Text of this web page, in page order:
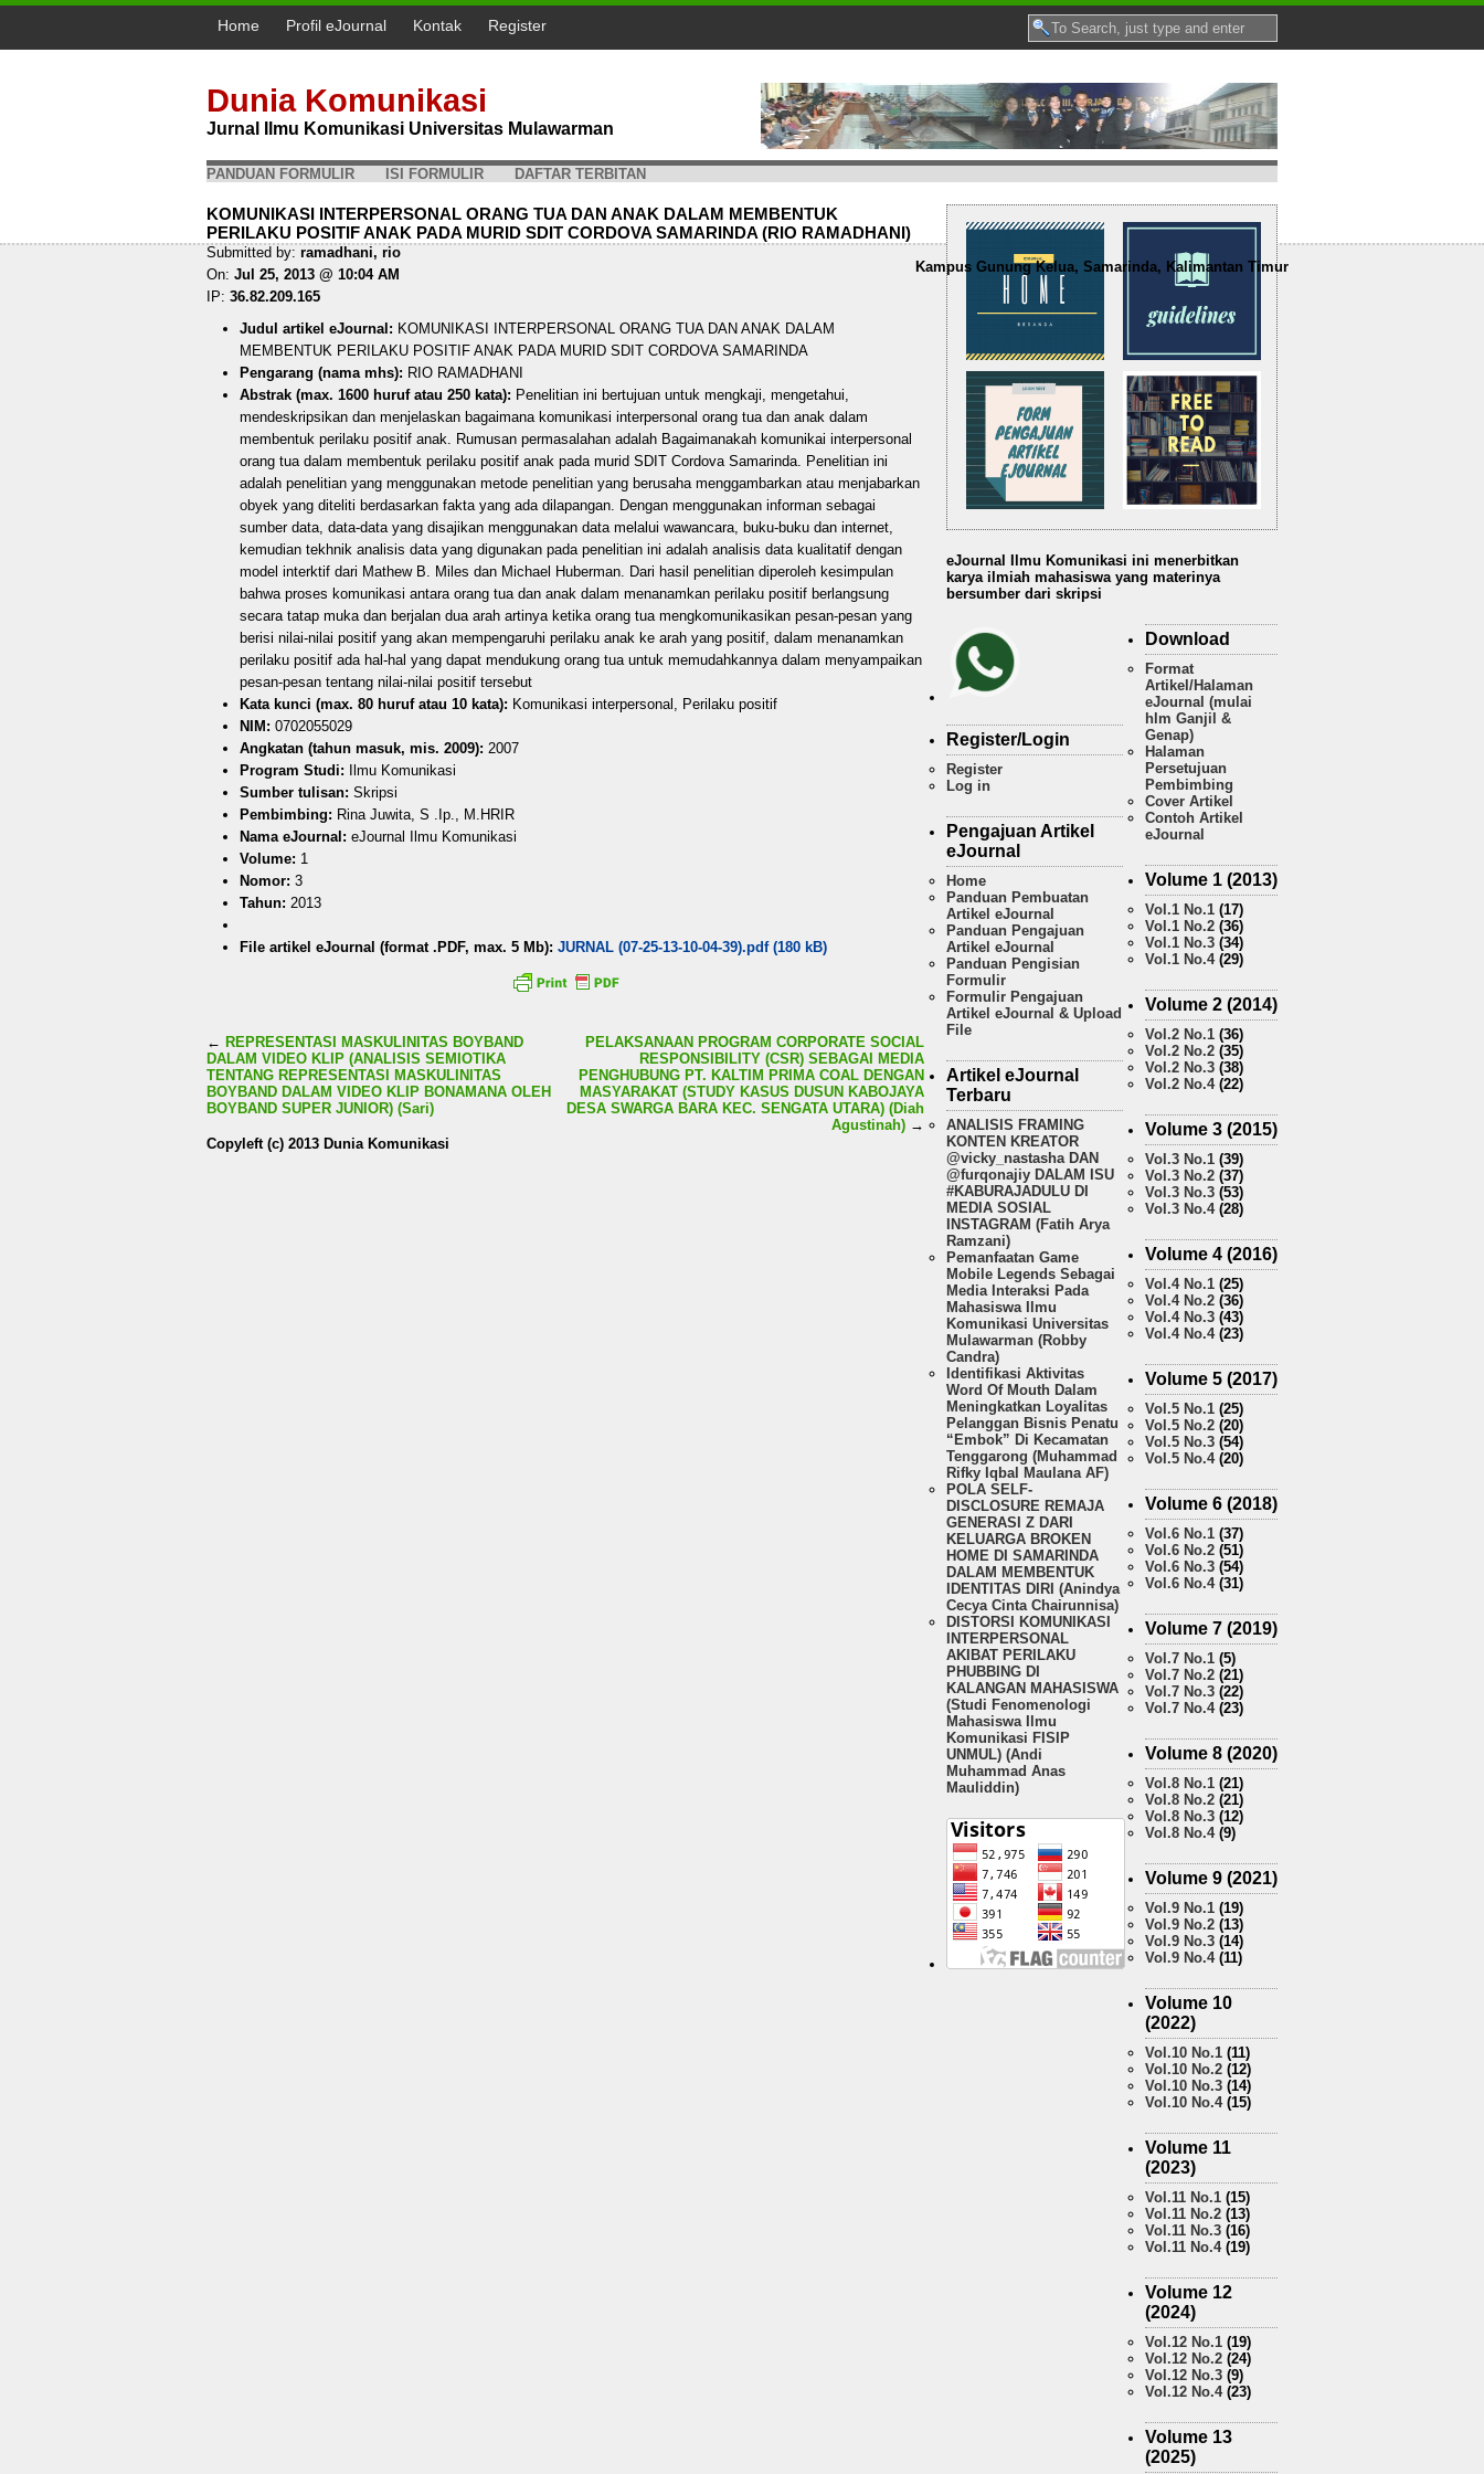
Home Profil eJournal Kontak Register
Dunia Komunikasi
Jurnal Ilmu Komunikasi Universitas Mulawarman
PANDUAN FORMULIR ISI FORMULIR DAFTAR TERBITAN
KOMUNIKASI INTERPERSONAL ORANG TUA DAN ANAK DALAM MEMBENTUK
PERILAKU POSITIF ANAK PADA MURID SDIT CORDOVA SAMARINDA (RIO RAMADHANI)
Submitted by: ramadhani, rio
On: Jul 25, 2013 @ 10:04 AM
IP: 36.82.209.165
Judul artikel eJournal: KOMUNIKASI INTERPERSONAL ORANG TUA DAN ANAK DALAM
MEMBENTUK PERILAKU POSITIF ANAK PADA MURID SDIT CORDOVA SAMARINDA
Pengarang (nama mhs): RIO RAMADHANI
Abstrak (max. 1600 huruf atau 250 kata): Penelitian ini bertujuan untuk mengkaji, mengetahui,
mendeskripsikan dan menjelaskan bagaimana komunikasi interpersonal orang tua dan anak dalam
membentuk perilaku positif anak. Rumusan permasalahan adalah Bagaimanakah komunikai interpersonal
orang tua dalam membentuk perilaku positif anak pada murid SDIT Cordova Samarinda. Penelitian ini
adalah penelitian yang menggunakan metode penelitian yang berusaha menggambarkan atau menjabarkan
obyek yang diteliti berdasarkan fakta yang ada dilapangan. Dengan menggunakan informan sebagai
sumber data, data-data yang disajikan menggunakan data melalui wawancara, buku-buku dan internet,
kemudian tekhnik analisis data yang digunakan pada penelitian ini adalah analisis data kualitatif dengan
model interktif dari Mathew B. Miles dan Michael Huberman. Dari hasil penelitian diperoleh kesimpulan
bahwa proses komunikasi antara orang tua dan anak dalam menanamkan perilaku positif berlangsung
secara tatap muka dan berjalan dua arah artinya ketika orang tua mengkomunikasikan pesan-pesan yang
berisi nilai-nilai positif yang akan mempengaruhi perilaku anak ke arah yang positif, dalam menanamkan
perilaku positif ada hal-hal yang dapat mendukung orang tua untuk memudahkannya dalam menyampaikan
pesan-pesan tentang nilai-nilai positif tersebut
Kata kunci (max. 80 huruf atau 10 kata): Komunikasi interpersonal, Perilaku positif
NIM: 0702055029
Angkatan (tahun masuk, mis. 2009): 2007
Program Studi: Ilmu Komunikasi
Sumber tulisan: Skripsi
Pembimbing: Rina Juwita, S .Ip., M.HRIR
Nama eJournal: eJournal Ilmu Komunikasi
Volume: 1
Nomor: 3
Tahun: 2013
File artikel eJournal (format .PDF, max. 5 Mb): JURNAL (07-25-13-10-04-39).pdf (180 kB)
← REPRESENTASI MASKULINITAS BOYBAND
DALAM VIDEO KLIP (ANALISIS SEMIOTIKA
TENTANG REPRESENTASI MASKULINITAS
BOYBAND DALAM VIDEO KLIP BONAMANA OLEH
BOYBAND SUPER JUNIOR) (Sari)
PELAKSANAAN PROGRAM CORPORATE SOCIAL
RESPONSIBILITY (CSR) SEBAGAI MEDIA
PENGHUBUNG PT. KALTIM PRIMA COAL DENGAN
MASYARAKAT (STUDY KASUS DUSUN KABOJAYA
DESA SWARGA BARA KEC. SENGATA UTARA) (Diah
Agustinah) →
eJournal Ilmu Komunikasi ini menerbitkan
karya ilmiah mahasiswa yang materinya
bersumber dari skripsi
Register/Login
Register
Log in
Pengajuan Artikel
eJournal
Home
Panduan Pembuatan
Artikel eJournal
Panduan Pengajuan
Artikel eJournal
Panduan Pengisian
Formulir
Formulir Pengajuan
Artikel eJournal & Upload
File
Artikel eJournal
Terbaru
ANALISIS FRAMING
KONTEN KREATOR
@vicky_nastasha DAN
@furqonajiy DALAM ISU
#KABURAJADULU DI
MEDIA SOSIAL
INSTAGRAM (Fatih Arya
Ramzani)
Pemanfaatan Game
Mobile Legends Sebagai
Media Interaksi Pada
Mahasiswa Ilmu
Komunikasi Universitas
Mulawarman (Robby
Candra)
Identifikasi Aktivitas
Word Of Mouth Dalam
Meningkatkan Loyalitas
Pelanggan Bisnis Penatu
“Embok” Di Kecamatan
Tenggarong (Muhammad
Rifky Iqbal Maulana AF)
POLA SELF-
DISCLOSURE REMAJA
GENERASI Z DARI
KELUARGA BROKEN
HOME DI SAMARINDA
DALAM MEMBENTUK
IDENTITAS DIRI (Anindya
Cecya Cinta Chairunnisa)
DISTORSI KOMUNIKASI
INTERPERSONAL
AKIBAT PERILAKU
PHUBBING DI
KALANGAN MAHASISWA
(Studi Fenomenologi
Mahasiswa Ilmu
Komunikasi FISIP
UNMUL) (Andi
Muhammad Anas
Mauliddin)
Download
Format
Artikel/Halaman
eJournal (mulai
hlm Ganjil &
Genap)
Halaman
Persetujuan
Pembimbing
Cover Artikel
Contoh Artikel
eJournal
Volume 1 (2013)
Vol.1 No.1 (17)
Vol.1 No.2 (36)
Vol.1 No.3 (34)
Vol.1 No.4(29)
Volume 2 (2014)
Vol.2 No.1 (36)
Vol.2 No.2 (35)
Vol.2 No.3 (38)
Vol.2 No.4(22)
Volume 3 (2015)
Vol.3 No.1 (39)
Vol.3 No.2 (37)
Vol.3 No.3 (53)
Vol.3 No.4(28)
Volume 4 (2016)
Vol.4 No.1 (25)
Vol.4 No.2 (36)
Vol.4 No.3 (43)
Vol.4 No.4(23)
Volume 5 (2017)
Vol.5 No.1 (25)
Vol.5 No.2 (20)
Vol.5 No.3 (54)
Vol.5 No.4(20)
Volume 6 (2018)
Vol.6 No.1 (37)
Vol.6 No.2 (51)
Vol.6 No.3 (54)
Vol.6 No.4(31)
Volume 7 (2019)
Vol.7 No.1 (5)
Vol.7 No.2 (21)
Vol.7 No.3 (22)
Vol.7 No.4(23)
Volume 8 (2020)
Vol.8 No.1 (21)
Vol.8 No.2 (21)
Vol.8 No.3 (12)
Vol.8 No.4(9)
Volume 9 (2021)
Vol.9 No.1 (19)
Vol.9 No.2 (13)
Vol.9 No.3 (14)
Vol.9 No.4(11)
Volume 10
(2022)
Vol.10 No.1 (11)
Vol.10 No.2 (12)
Vol.10 No.3 (14)
Vol.10 No.4(15)
Volume 11
(2023)
Vol.11 No.1 (15)
Vol.11 No.2 (13)
Vol.11 No.3 (16)
Vol.11 No.4(19)
Volume 12
(2024)
Vol.12 No.1 (19)
Vol.12 No.2 (24)
Vol.12 No.3 (9)
Vol.12 No.4(23)
Volume 13
(2025)
Copyleft (c) 2013 Dunia Komunikasi
Kampus Gunung Kelua, Samarinda, Kalimantan Timur